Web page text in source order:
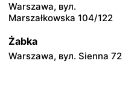
Netto
Lennona 6
Netto
Warszawa, вул.
Marszałkowska 104/122
Żabka
Warszawa, вул. Sienna 72